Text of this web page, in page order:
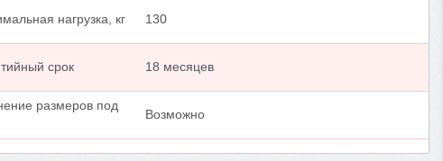
нагрузка, кг 130
срок 18 месяцев
размеров под
Возможно